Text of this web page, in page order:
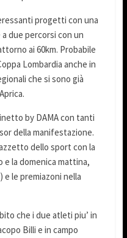
progetti con una
due percorsi con un
ai 60km. Probabile
Lombardia anche in
che si sono già
by DAMA con tanti
della manifestazione.
dello sport con la
e la domenica mattina,
le premiazoni nella
che i due atleti piu’ in
Billi e in campo